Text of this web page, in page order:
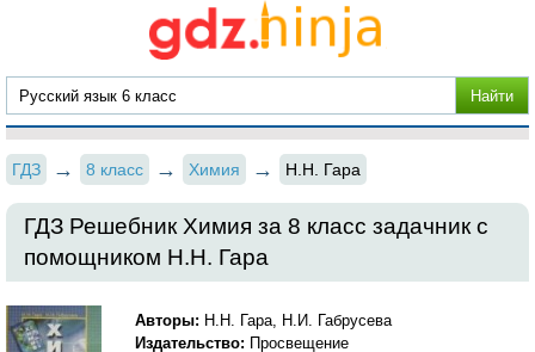
ГДЗ 8 класс Химия Н.Н. Гара
ГДЗ Решебник Химия за 8 класс задачник с
помощником Н.Н. Гара
Авторы: Н.Н. Гара, Н.И. Габрусева
Издательство: Просвещение